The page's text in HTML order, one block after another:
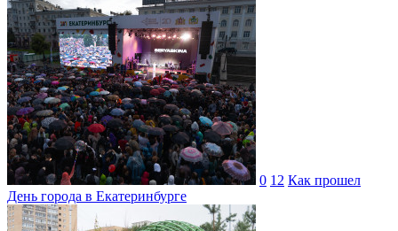
0 12 Как прошел
День города в Екатеринбурге